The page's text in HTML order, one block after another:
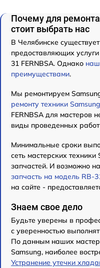
Почему для ремонта
стоит выбрать нас
В Челябинске
предоставляющих
31 FERNBSA. Однако наш
преимуществами.
Мы ремонтируем
ремонту техники Samsung
FERNBSA для мастеров
виды проведенных работ
Минимальные сроки
сеть мастерских
запчастей. И возможно
запчасть на модель RB-
на сайте -
Знаем свое дело
Будьте уверены в
с уверенностью
По данным наших
Samsung, наиболее
Устранение утечки